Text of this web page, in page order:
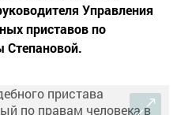
Управления
приставов по
Степановой.